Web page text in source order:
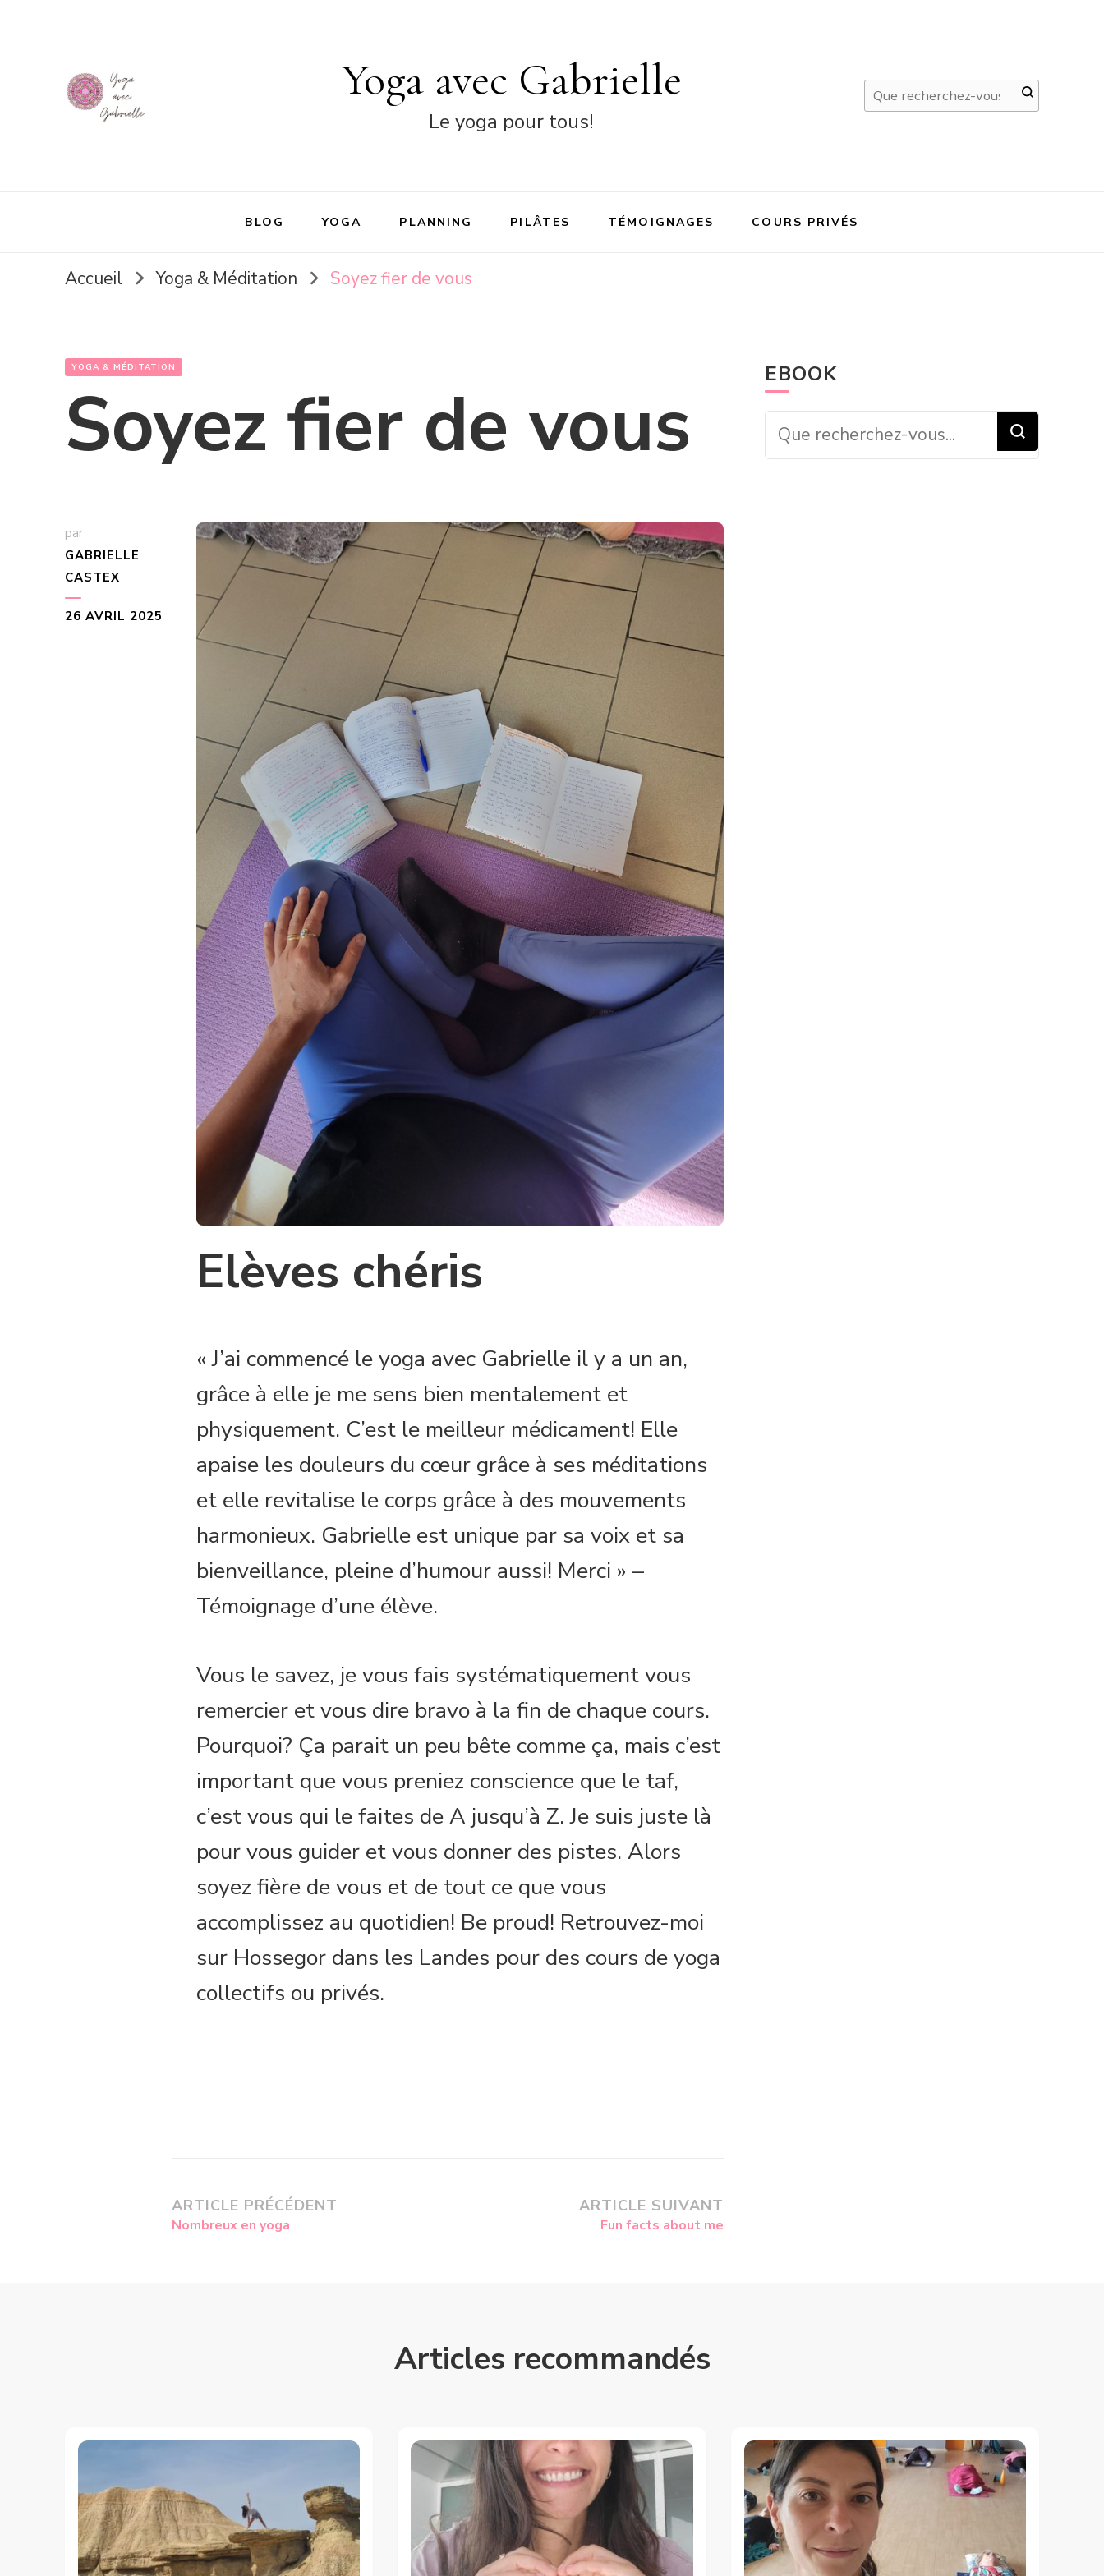
Yoga avec Gabrielle
Le yoga pour tous!
Vous
BLOG YOGA PLANNING PILÂTES TÉMOIGNAGES COURS PRIVÉS
Accueil Yoga & Méditation Soyez fier de vous
YOGA & MÉDITATION
Soyez fier de vous
par
GABRIELLE
CASTEX
26 AVRIL 2025
Elèves chéris
« J’ai commencé le yoga avec Gabrielle il y a un an,
grâce à elle je me sens bien mentalement et
physiquement. C’est le meilleur médicament! Elle
apaise les douleurs du cœur grâce à ses méditations
et elle revitalise le corps grâce à des mouvements
harmonieux. Gabrielle est unique par sa voix et sa
bienveillance, pleine d’humour aussi! Merci » –
Témoignage d’une élève.
Vous le savez, je vous fais systématiquement vous
remercier et vous dire bravo à la fin de chaque cours.
Pourquoi? Ça parait un peu bête comme ça, mais c’est
important que vous preniez conscience que le taf,
c’est vous qui le faites de A jusqu’à Z. Je suis juste là
pour vous guider et vous donner des pistes. Alors
soyez fière de vous et de tout ce que vous
accomplissez au quotidien! Be proud! Retrouvez-moi
sur Hossegor dans les Landes pour des cours de yoga
collectifs ou privés.
Navigation
ARTICLE PRÉCÉDENT
Nombreux en yoga
ARTICLE SUIVANT
Fun facts about me
EBOOK
Vous recherchiez
quelque chose ?
Articles recommandés